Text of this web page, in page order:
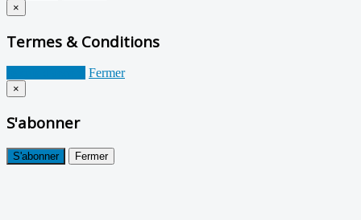
×
Termes & Conditions
Fermer
×
S'abonner
S'abonner Fermer